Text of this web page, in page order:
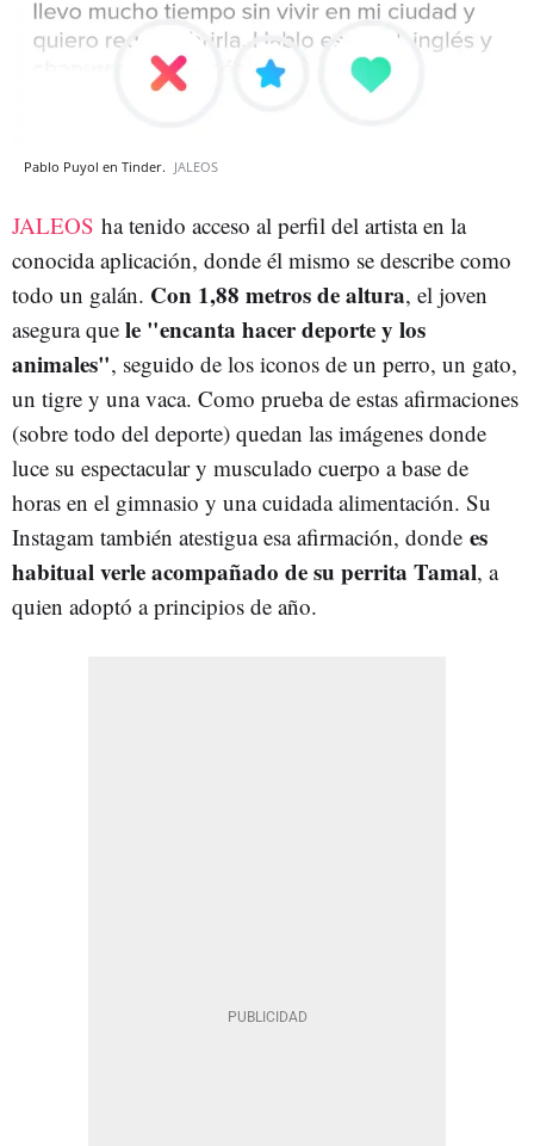
Pablo Puyol en Tinder. JALEOS
JALEOS ha tenido acceso al perfil del artista en la
conocida aplicación, donde él mismo se describe como
todo un galán. Con 1,88 metros de altura, el joven
asegura que le "encanta hacer deporte y los
animales", seguido de los iconos de un perro, un gato,
un tigre y una vaca. Como prueba de estas afirmaciones
(sobre todo del deporte) quedan las imágenes donde
luce su espectacular y musculado cuerpo a base de
horas en el gimnasio y una cuidada alimentación. Su
Instagam también atestigua esa afirmación, donde es
habitual verle acompañado de su perrita Tamal, a
quien adoptó a principios de año.